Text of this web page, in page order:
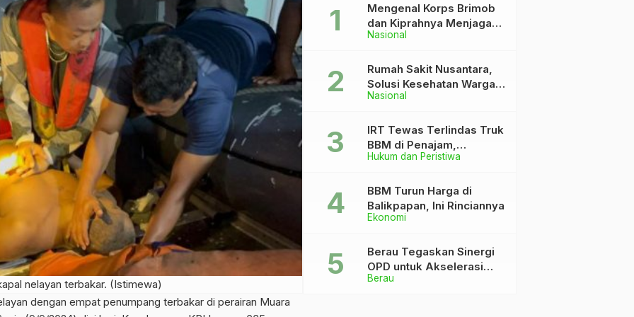
nelayan terbakar. (Istimewa)
dengan empat penumpang terbakar di perairan Muara
Nasional
Mengenal Korps Brimob
dan Kiprahnya Menjaga
Keutuhan NKRI
Nasional
Rumah Sakit Nusantara,
Solusi Kesehatan Warga
Dekat IKN
Hukum dan Peristiwa
IRT Tewas Terlindas Truk
BBM di Penajam,
Anaknya Patah Kaki
Ekonomi
BBM Turun Harga di
Balikpapan, Ini Rinciannya
Berau
Berau Tegaskan Sinergi
OPD untuk Akselerasi
Pembangunan